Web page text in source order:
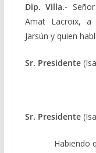
Dip. Villa.-
Amat Lacroix, a
Jarsún y quien
Sr. Presidente
Sr. Presidente
Habiendo